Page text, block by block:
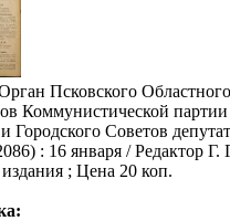
Псковского
Коммунистической
Городского Советов
: 16 января / Редактор Г.
; Цена 20 коп.